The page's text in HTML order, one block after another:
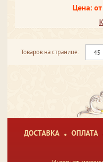
Цена:
Товаров на странице:
ДОСТАВКА ОПЛАТА